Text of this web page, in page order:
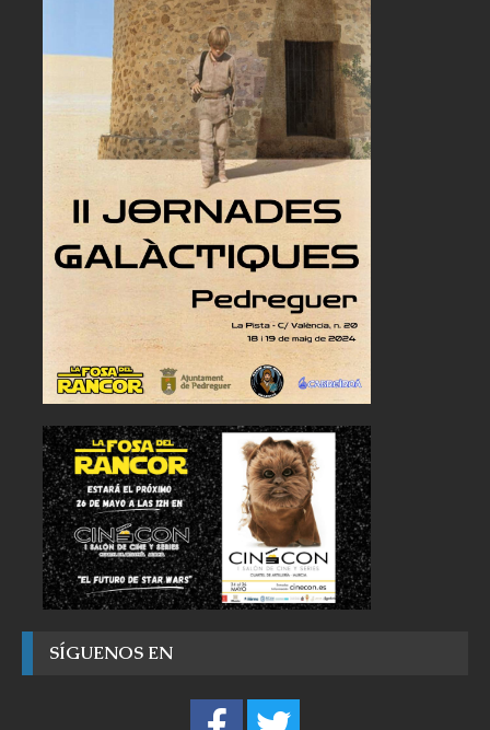
SÍGUENOS EN